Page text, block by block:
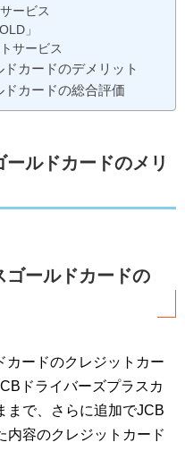
ービス
」
サービス
カードのデメリット
カードの総合評価
ルドカードのメリ
ゴールドカードの
カードのクレジットカー
ドライバーズプラスカ
まで、さらに追加でJCB
内容のクレジットカード